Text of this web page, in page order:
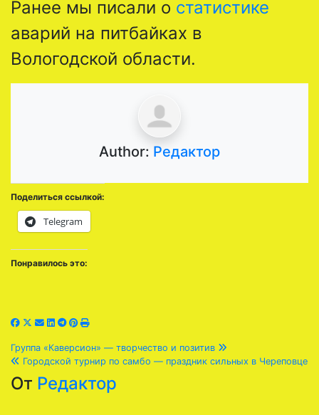
Ранее мы писали о статистике
аварий на питбайках в
Вологодской области.
Author: Редактор
Поделиться ссылкой:
Telegram
Понравилось это:
Навигация
по
Группа «Каверсион» — творчество и позитив
Городской турнир по самбо — праздник сильных в Череповце
От Редактор